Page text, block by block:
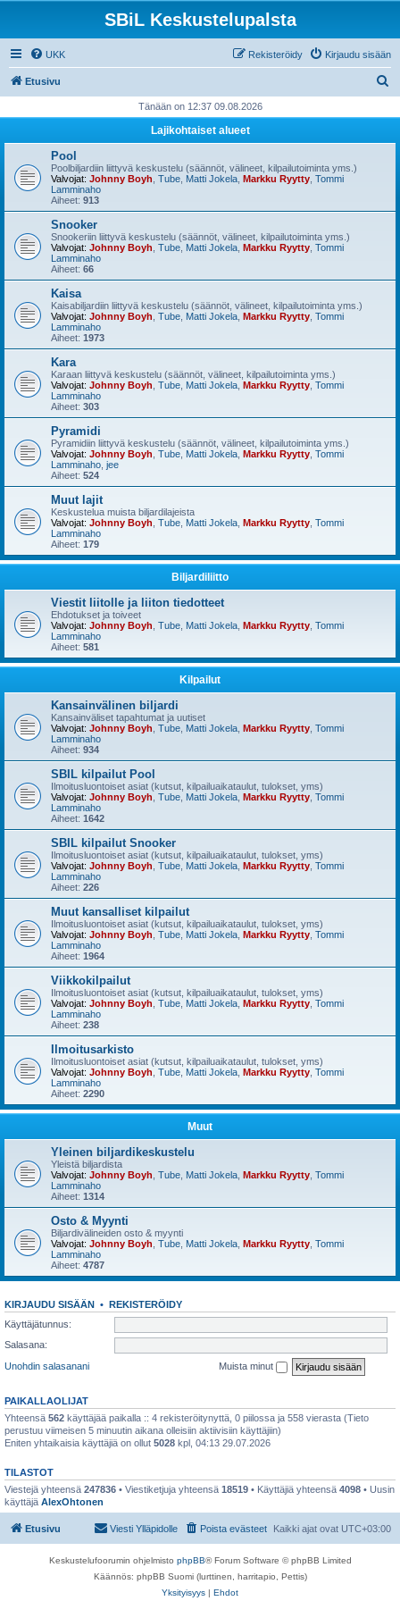
SBiL Keskustelupalsta
UKK Kirjaudu sisään
Rekisteröidy
Etusivu
i
Tänään on 12:37 09.08.2026
Lajikohtaiset alueet
Pool
Poolbiljardiin liittyvä keskustelu (säännöt, välineet, kilpailutoiminta yms.)
Valvojat: Johnny Boyh Tube Matti Jokela Markku Ryytty Tommi
Lamminaho
Aiheet: 913
Snooker
Snookeriin liittyvä keskustelu (säännöt, välineet, kilpailutoiminta yms.)
Valvojat: Johnny Boyh Tube Matti Jokela Markku Ryytty Tommi
Lamminaho
Aiheet: 66
Kaisa
Kaisabiljardiin liittyvä keskustelu (säännöt, välineet, kilpailutoiminta yms.)
Valvojat: Johnny Boyh Tube Matti Jokela Markku Ryytty Tommi
Lamminaho
Aiheet: 1973
Kara
Karaan liittyvä keskustelu (säännöt, välineet, kilpailutoiminta yms.)
Valvojat: Johnny Boyh Tube Matti Jokela Markku Ryytty Tommi
Lamminaho
Aiheet: 303
Pyramidi
Pyramidiin liittyvä keskustelu (säännöt, välineet, kilpailutoiminta yms.)
Valvojat: Johnny Boyh Tube Matti Jokela Markku Ryytty Tommi
Lamminaho jee
Aiheet: 524
Muut lajit
Keskustelua muista biljardilajeista
Valvojat: Johnny Boyh Tube Matti Jokela Markku Ryytty Tommi
Lamminaho
Aiheet: 179
Biljardiliitto
Viestit liitolle ja liiton tiedotteet
Ehdotukset ja toiveet
Valvojat: Johnny Boyh Tube Matti Jokela Markku Ryytty Tommi
Lamminaho
Aiheet: 581
Kilpailut
Kansainvälinen biljardi
Kansainväliset tapahtumat ja uutiset
Valvojat: Johnny Boyh Tube Matti Jokela Markku Ryytty Tommi
Lamminaho
Aiheet: 934
SBIL kilpailut Pool
Ilmoitusluontoiset asiat (kutsut, kilpailuaikataulut, tulokset, yms)
Valvojat: Johnny Boyh Tube Matti Jokela Markku Ryytty Tommi
Lamminaho
Aiheet: 1642
SBIL kilpailut Snooker
Ilmoitusluontoiset asiat (kutsut, kilpailuaikataulut, tulokset, yms)
Valvojat: Johnny Boyh Tube Matti Jokela Markku Ryytty Tommi
Lamminaho
Aiheet: 226
Muut kansalliset kilpailut
Ilmoitusluontoiset asiat (kutsut, kilpailuaikataulut, tulokset, yms)
Valvojat: Johnny Boyh Tube Matti Jokela Markku Ryytty Tommi
Lamminaho
Aiheet: 1964
Viikkokilpailut
Ilmoitusluontoiset asiat (kutsut, kilpailuaikataulut, tulokset, yms)
Valvojat: Johnny Boyh Tube Matti Jokela Markku Ryytty Tommi
Lamminaho
Aiheet: 238
Ilmoitusarkisto
Ilmoitusluontoiset asiat (kutsut, kilpailuaikataulut, tulokset, yms)
Valvojat: Johnny Boyh Tube Matti Jokela Markku Ryytty Tommi
Lamminaho
Aiheet: 2290
Muut
Yleinen biljardikeskustelu
Yleistä biljardista
Valvojat: Johnny Boyh Tube Matti Jokela Markku Ryytty Tommi
Lamminaho
Aiheet: 1314
Osto & Myynti
Biljardivälineiden osto & myynti
Valvojat: Johnny Boyh Tube Matti Jokela Markku Ryytty Tommi
Lamminaho
Aiheet: 4787
KIRJAUDU SISÄÄN • REKISTERÖIDY
Käyttäjätunnus:
Salasana:
Unohdin salasanani
Muista minut
PAIKALLAOLIJAT
Yhteensä 562 käyttäjää paikalla :: 4 rekisteröitynyttä, 0 piilossa ja 558 vierasta (Tieto
perustuu viimeisen 5 minuutin aikana olleisiin aktiivisiin käyttäjiin)
Eniten yhtaikaisia käyttäjiä on ollut 5028 kpl, 04:13 29.07.2026
TILASTOT
Viestejä yhteensä 247836 • Viestiketjuja yhteensä 18519 • Käyttäjiä yhteensä 4098 • Uusin
käyttäjä AlexOhtonen
Etusivu Kaikki ajat ovat UTC+03:00
Poista evästeet
Viesti Ylläpidolle
Keskustelufoorumin ohjelmisto phpBB® Forum Software © phpBB Limited
Käännös: phpBB Suomi (lurttinen, harritapio, Pettis)
Yksityisyys | Ehdot